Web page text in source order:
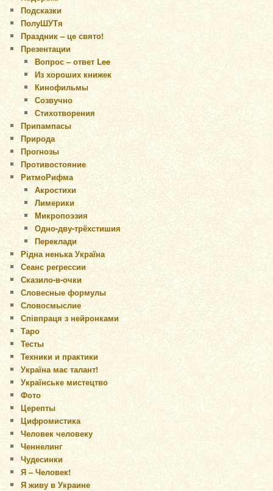
Подсказки
ПолуШУТя
Праздник – це свято!
Презентации
Вопрос – ответ Lee
Из хороших книжек
Кинофильмы
Созвучно
Стихотворения
Припампасы
Природа
Прогнозы
Противостояние
РитмоРифма
Акростихи
Лимерики
Микропоэзия
Одно-дву-трёхстишия
Переклади
Рідна ненька Україна
Сеанс регрессии
Сказило-в-очки
Словесные формулы
Словосмыслие
Співпраця з нейронками
Таро
Тесты
Техники и практики
Україна має талант!
Українське мистецтво
Фото
Церепты
Цифромистика
Человек человеку
Ченнелинг
Чудесинки
Я – Человек!
Я живу в Украине